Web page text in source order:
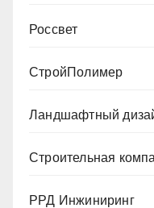
Россвет
СтройПолимер
Ландшафтный
Строительная
РРД Инжиниринг